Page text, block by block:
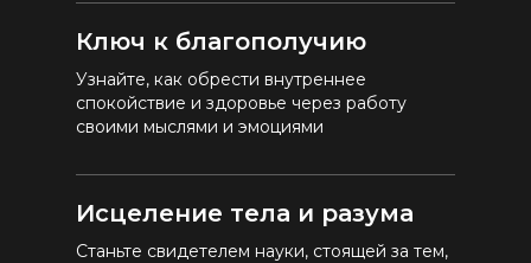
Узнайте, как обрести внутреннее
спокойствие и здоровье через работу
своими мыслями и эмоциями
Станьте свидетелем науки, стоящей за тем,
Ключ к благополучию
Исцеление тела и разума